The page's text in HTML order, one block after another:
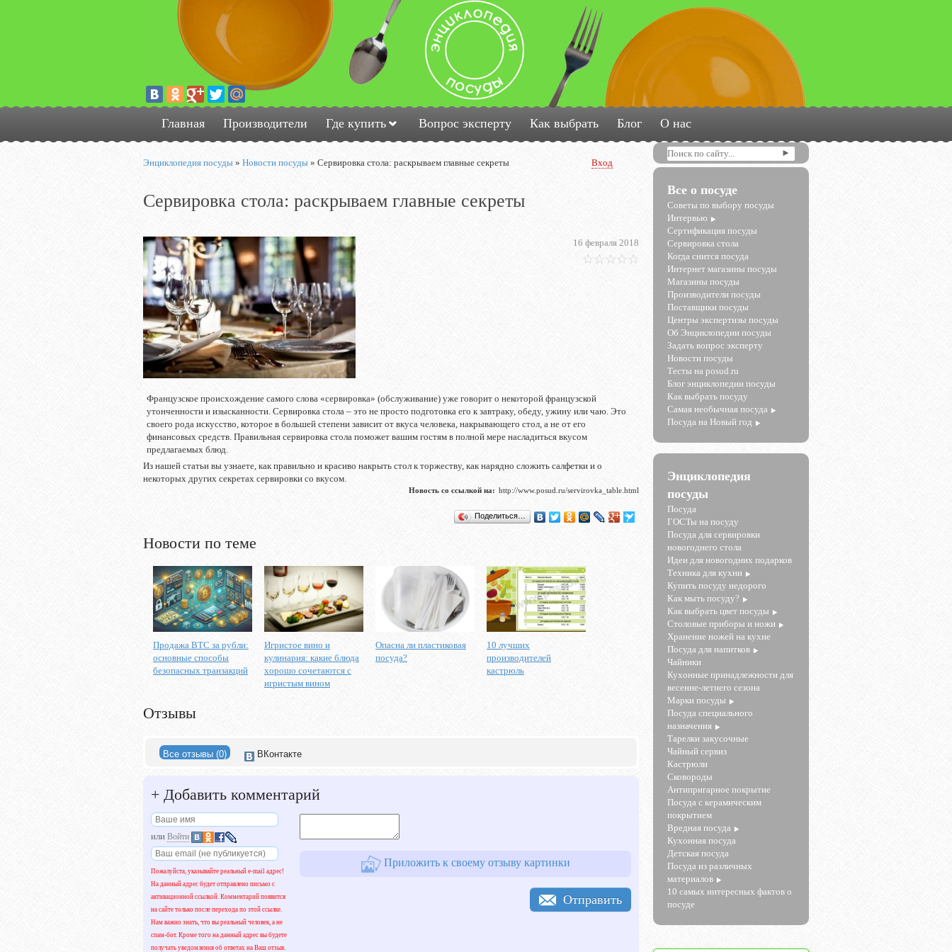
Главная Производители Где купить Вопрос эксперту Как выбрать Блог О нас
Энциклопедия посуды » Новости посуды » Сервировка стола: раскрываем главные секреты Вход
Сервировка стола: раскрываем главные секреты
16 февраля 2018
Французское происхождение самого слова «сервировка» (обслуживание) уже говорит о некоторой французской
утонченности и изысканности. Сервировка стола – это не просто подготовка его к завтраку, обеду, ужину или чаю. Это
своего рода искусство, которое в большей степени зависит от вкуса человека, накрывающего стол, а не от его
финансовых средств. Правильная сервировка стола поможет вашим гостям в полной мере насладиться вкусом
предлагаемых блюд.
Из нашей статьи вы узнаете, как правильно и красиво накрыть стол к торжеству, как нарядно сложить салфетки и о
некоторых других секретах сервировки со вкусом.
Новость со ссылкой на: http://www.posud.ru/servirovka_table.html
Поделиться…
Новости по теме
Продажа BTC за рубли:
основные способы
безопасных транзакций
Игристое вино и
кулинария: какие блюда
хорошо сочетаются с
игристым вином
Опасна ли пластиковая
посуда?
10 лучших
производителей
кастрюль
Отзывы
Все отзывы (0) ВКонтакте
+ Добавить комментарий
или Войти
Пожалуйста, указывайте реальный e-mail адрес!
На данный адрес будет отправлено письмо с
активационной ссылкой. Комментарий появится
на сайте только после перехода по этой ссылке.
Нам важно знать, что вы реальный человек, а не
спам-бот. Кроме того на данный адрес вы будете
получать уведомления об ответах на Ваш отзыв.
Приложить к своему отзыву картинки
Отправить
Все о посуде
Советы по выбору посуды
Интервью
Сертификация посуды
Сервировка стола
Когда снится посуда
Интернет магазины посуды
Магазины посуды
Производители посуды
Поставщики посуды
Центры экспертизы посуды
Об Энциклопедии посуды
Задать вопрос эксперту
Новости посуды
Тесты на posud.ru
Блог энциклопедии посуды
Как выбрать посуду
Самая необычная посуда
Посуда на Новый год
Энциклопедия
посуды
Посуда
ГОСТы на посуду
Посуда для сервировки
новогоднего стола
Идеи для новогодних подарков
Техника для кухни
Купить посуду недорого
Как мыть посуду?
Как выбрать цвет посуды
Столовые приборы и ножи
Хранение ножей на кухне
Посуда для напитков
Чайники
Кухонные принадлежности для
весенне-летнего сезона
Марки посуды
Посуда специального
назначения
Тарелки закусочные
Чайный сервиз
Кастрюли
Сковороды
Антипригарное покрытие
Посуда с керамическим
покрытием
Вредная посуда
Кухонная посуда
Детская посуда
Посуда из различных
материалов
10 самых интересных фактов о
посуде